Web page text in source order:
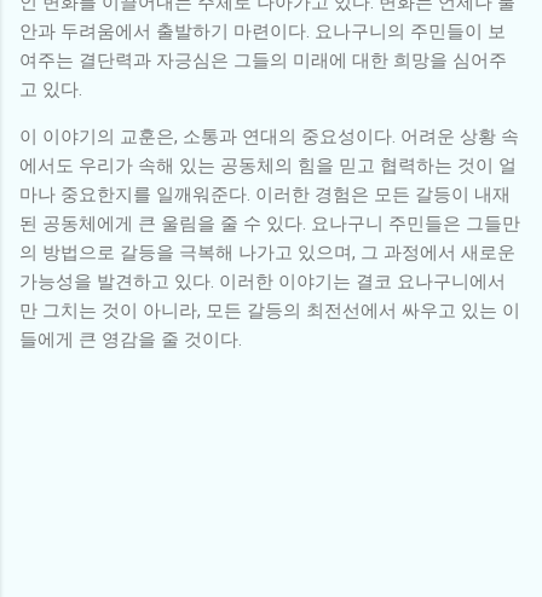
안과 두려움에서 출발하기 마련이다. 요나구니의 주민들이 보
여주는 결단력과 자긍심은 그들의 미래에 대한 희망을 심어주
고 있다.
이 이야기의 교훈은, 소통과 연대의 중요성이다. 어려운 상황 속
에서도 우리가 속해 있는 공동체의 힘을 믿고 협력하는 것이 얼
마나 중요한지를 일깨워준다. 이러한 경험은 모든 갈등이 내재
된 공동체에게 큰 울림을 줄 수 있다. 요나구니 주민들은 그들만
의 방법으로 갈등을 극복해 나가고 있으며, 그 과정에서 새로운
가능성을 발견하고 있다. 이러한 이야기는 결코 요나구니에서
만 그치는 것이 아니라, 모든 갈등의 최전선에서 싸우고 있는 이
들에게 큰 영감을 줄 것이다.